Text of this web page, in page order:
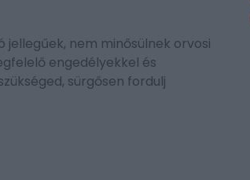
nem minősülnek orvosi
engedélyekkel és
sürgősen fordulj